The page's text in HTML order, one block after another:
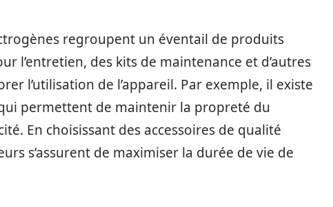
regroupent un éventail de produits
l’entretien, des kits de maintenance et d’autres
l’utilisation de l’appareil. Par exemple, il existe
permettent de maintenir la propreté du
En choisissant des accessoires de qualité
s’assurent de maximiser la durée de vie de